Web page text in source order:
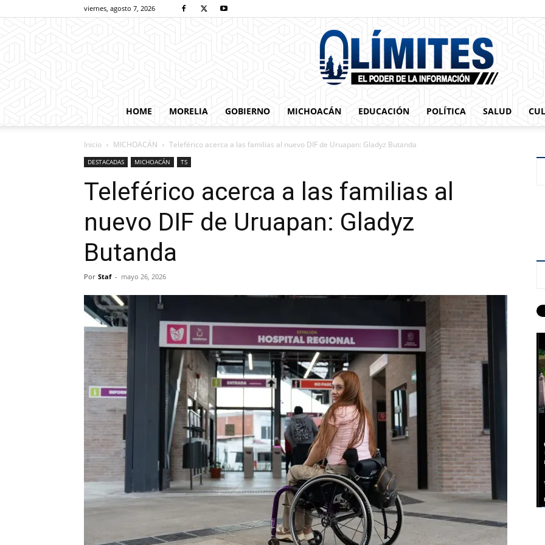
viernes, agosto 7, 2026
HOME MORELIA GOBIERNO MICHOACÁN EDUCACIÓN POLÍTICA SALUD
Inicio MICHOACÁN Teleférico acerca a las familias al nuevo DIF de Uruapan: Gladyz Butanda
DESTACADAS MICHOACÁN TS
Teleférico acerca a las familias al
nuevo DIF de Uruapan: Gladyz
Butanda
Por Staf - mayo 26, 2026